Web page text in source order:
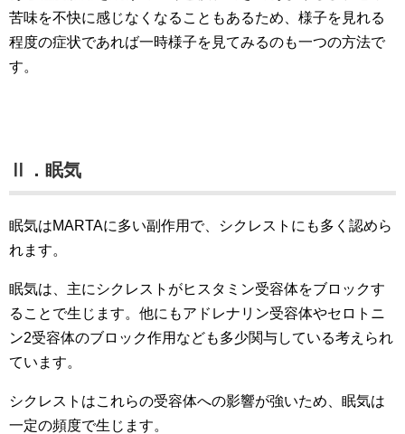
苦味を不快に感じなくなることもあるため、様子を見れる
程度の症状であれば一時様子を見てみるのも一つの方法で
す。
Ⅱ．眠気
眠気はMARTAに多い副作用で、シクレストにも多く認めら
れます。
眠気は、主にシクレストがヒスタミン受容体をブロックす
ることで生じます。他にもアドレナリン受容体やセロトニ
ン2受容体のブロック作用なども多少関与している考えられ
ています。
シクレストはこれらの受容体への影響が強いため、眠気は
一定の頻度で生じます。